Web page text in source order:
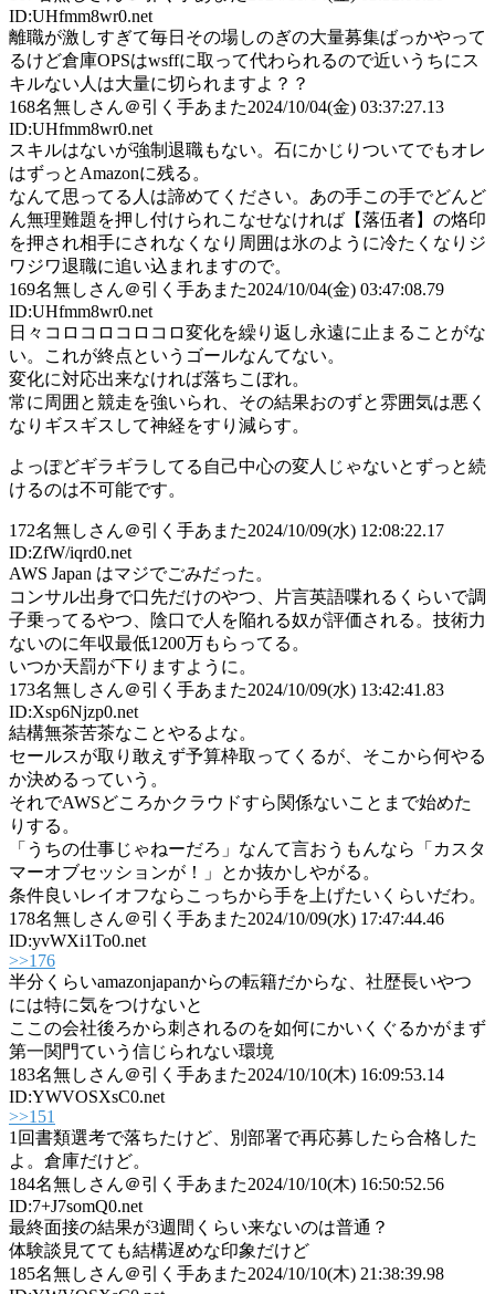
ID:UHfmm8wr0.net
離職が激しすぎて毎日その場しのぎの大量募集ばっかやって
るけど倉庫OPSはwsffに取って代わられるので近いうちにス
キルない人は大量に切られますよ？？
168名無しさん＠引く手あまた2024/10/04(金) 03:37:27.13
ID:UHfmm8wr0.net
スキルはないが強制退職もない。石にかじりついてでもオレ
はずっとAmazonに残る。
なんて思ってる人は諦めてください。あの手この手でどんど
ん無理難題を押し付けられこなせなければ【落伍者】の烙印
を押され相手にされなくなり周囲は氷のように冷たくなりジ
ワジワ退職に追い込まれますので。
169名無しさん＠引く手あまた2024/10/04(金) 03:47:08.79
ID:UHfmm8wr0.net
日々コロコロコロコロ変化を繰り返し永遠に止まることがな
い。これが終点というゴールなんてない。
変化に対応出来なければ落ちこぼれ。
常に周囲と競走を強いられ、その結果おのずと雰囲気は悪く
なりギスギスして神経をすり減らす。
よっぽどギラギラしてる自己中心の変人じゃないとずっと続
けるのは不可能です。
172名無しさん＠引く手あまた2024/10/09(水) 12:08:22.17
ID:ZfW/iqrd0.net
AWS Japan はマジでごみだった。
コンサル出身で口先だけのやつ、片言英語喋れるくらいで調
子乗ってるやつ、陰口で人を陥れる奴が評価される。技術力
ないのに年収最低1200万もらってる。
いつか天罰が下りますように。
173名無しさん＠引く手あまた2024/10/09(水) 13:42:41.83
ID:Xsp6Njzp0.net
結構無茶苦茶なことやるよな。
セールスが取り敢えず予算枠取ってくるが、そこから何やる
か決めるっていう。
それでAWSどころかクラウドすら関係ないことまで始めた
りする。
「うちの仕事じゃねーだろ」なんて言おうもんなら「カスタ
マーオブセッションが！」とか抜かしやがる。
条件良いレイオフならこっちから手を上げたいくらいだわ。
178名無しさん＠引く手あまた2024/10/09(水) 17:47:44.46
ID:yvWXi1To0.net
>>176
半分くらいamazonjapanからの転籍だからな、社歴長いやつ
には特に気をつけないと
ここの会社後ろから刺されるのを如何にかいくぐるかがまず
第一関門ていう信じられない環境
183名無しさん＠引く手あまた2024/10/10(木) 16:09:53.14
ID:YWVOSXsC0.net
>>151
1回書類選考で落ちたけど、別部署で再応募したら合格した
よ。倉庫だけど。
184名無しさん＠引く手あまた2024/10/10(木) 16:50:52.56
ID:7+J7somQ0.net
最終面接の結果が3週間くらい来ないのは普通？
体験談見てても結構遅めな印象だけど
185名無しさん＠引く手あまた2024/10/10(木) 21:38:39.98